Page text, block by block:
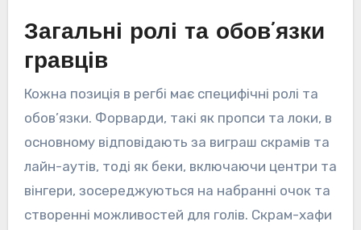
Загальні ролі та обов’язки
гравців
Кожна позиція в регбі має специфічні ролі та
обов’язки. Форварди, такі як пропси та локи, в
основному відповідають за виграш скрамів та
лайн-аутів, тоді як беки, включаючи центри та
вінгери, зосереджуються на набранні очок та
створенні можливостей для голів. Скрам-хафи